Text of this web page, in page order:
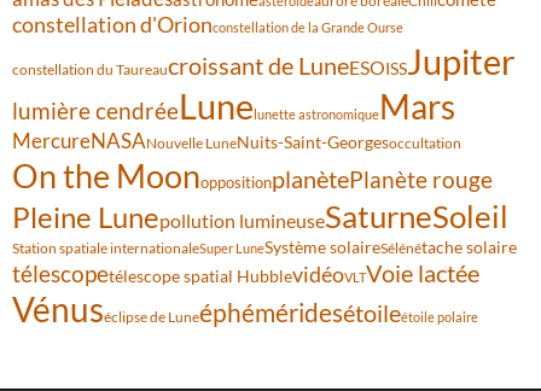
constellation d'Orionconstellation de la Grande Ourse
constellation du Taureaucroissant de LuneESOISSJupiter
lumière cendréeLune lunette astronomiqueMars
MercureNASANouvelle LuneNuits-Saint-Georgesoccultation
On the MoonoppositionplanètePlanète rouge
Pleine Lunepollution lumineuseSaturneSoleil
Station spatiale internationaleSuper LuneSystème solaireSélénétache solaire
télescopetélescope spatial HubblevidéoVLTVoie lactée
Vénuséclipse de Luneéphéméridesétoileétoile polaire